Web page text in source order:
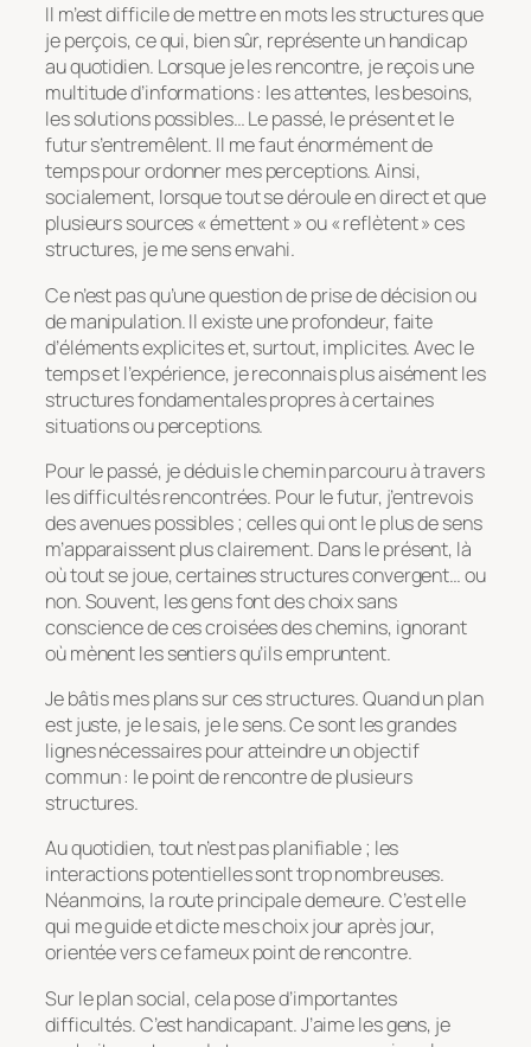
Il m’est difficile de mettre en mots les structures que
je perçois, ce qui, bien sûr, représente un handicap
au quotidien. Lorsque je les rencontre, je reçois une
multitude d’informations : les attentes, les besoins,
les solutions possibles… Le passé, le présent et le
futur s’entremêlent. Il me faut énormément de
temps pour ordonner mes perceptions. Ainsi,
socialement, lorsque tout se déroule en direct et que
plusieurs sources « émettent » ou « reflètent » ces
structures, je me sens envahi.
Ce n’est pas qu’une question de prise de décision ou
de manipulation. Il existe une profondeur, faite
d’éléments explicites et, surtout, implicites. Avec le
temps et l’expérience, je reconnais plus aisément les
structures fondamentales propres à certaines
situations ou perceptions.
Pour le passé, je déduis le chemin parcouru à travers
les difficultés rencontrées. Pour le futur, j’entrevois
des avenues possibles ; celles qui ont le plus de sens
m’apparaissent plus clairement. Dans le présent, là
où tout se joue, certaines structures convergent… ou
non. Souvent, les gens font des choix sans
conscience de ces croisées des chemins, ignorant
où mènent les sentiers qu’ils empruntent.
Je bâtis mes plans sur ces structures. Quand un plan
est juste, je le sais, je le sens. Ce sont les grandes
lignes nécessaires pour atteindre un objectif
commun : le point de rencontre de plusieurs
structures.
Au quotidien, tout n’est pas planifiable ; les
interactions potentielles sont trop nombreuses.
Néanmoins, la route principale demeure. C’est elle
qui me guide et dicte mes choix jour après jour,
orientée vers ce fameux point de rencontre.
Sur le plan social, cela pose d’importantes
difficultés. C’est handicapant. J’aime les gens, je